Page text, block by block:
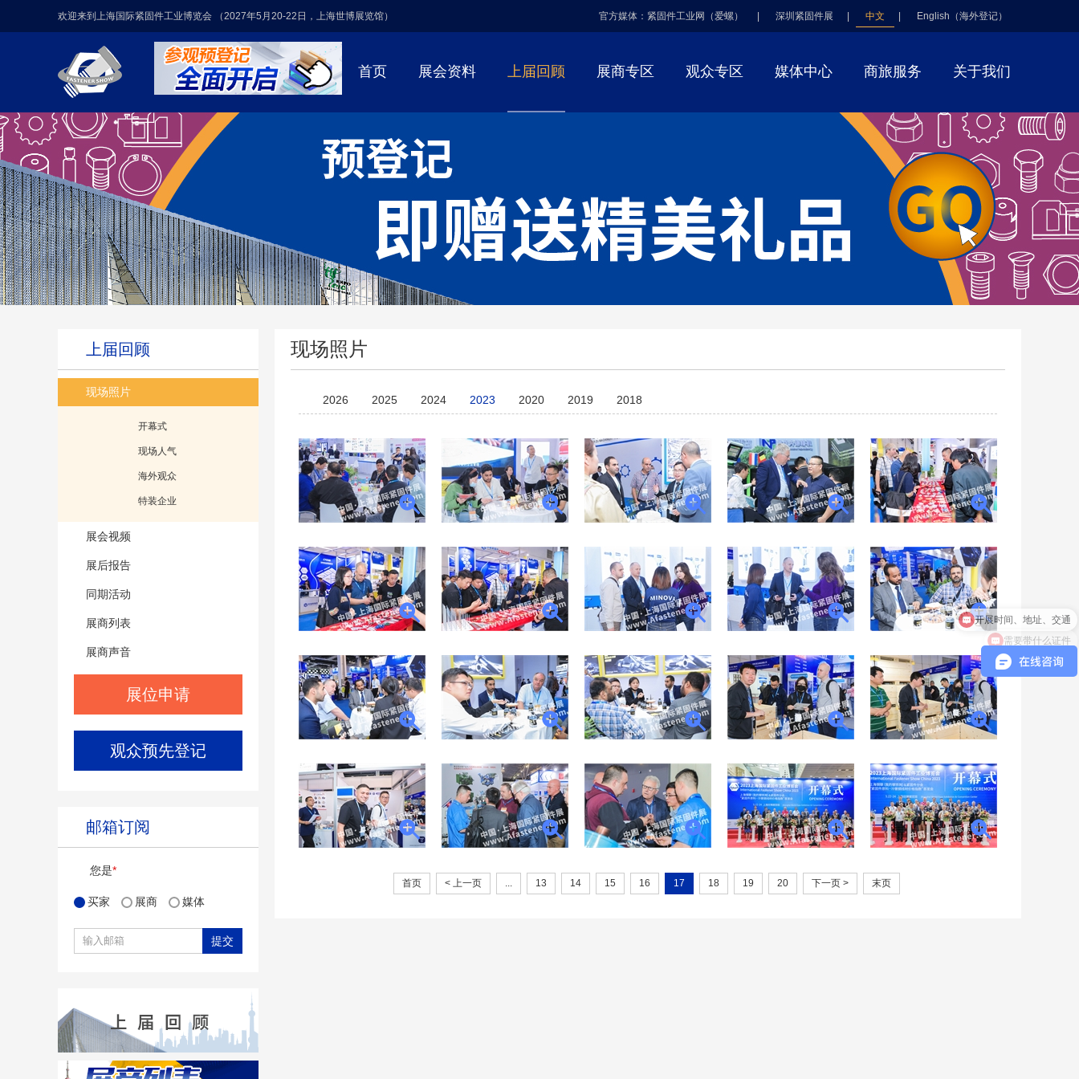
欢迎来到上海国际紧固件工业博览会 （2027年5月20-22日，上海世博展览馆） 官方媒体：紧固件工业网（爱螺） 深圳紧固件展 中文 English（海外登记）
首页 展会资料 上届回顾 展商专区 观众专区 媒体中心 商旅服务 关于我们
上届回顾
现场照片
开幕式
现场人气
海外观众
特装企业
展会视频
展后报告
同期活动
展商列表
展商声音
展位申请
观众预先登记
邮箱订阅
您是*
买家 展商 媒体
现场照片
2026 2025 2024 2023 2020 2019 2018
首页 < 上一页 13 14 15 16 17 18 19 20 下一页 > 末页
开展时间、地址、交通